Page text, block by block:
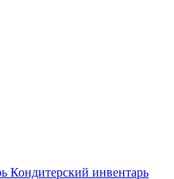
Кондитерский инвентарь